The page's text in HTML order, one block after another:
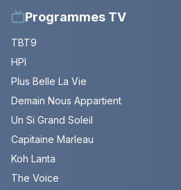
Programmes TV
TBT9
HPI
Plus Belle La Vie
Demain Nous Appartient
Un Si Grand Soleil
Capitaine Marleau
Koh Lanta
The Voice